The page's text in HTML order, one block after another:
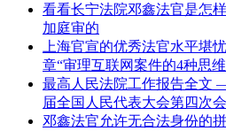
看看长宁法院邓鑫法官是怎
加庭审的
上海官宣的优秀法官水平堪
章“审理互联网案件的4种思
最高人民法院工作报告全文
届全国人民代表大会第四次
邓鑫法官允许无合法身份的